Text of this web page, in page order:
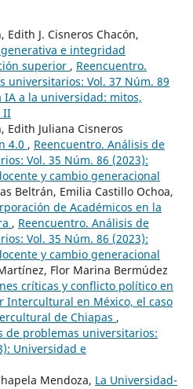
Edith J. Cisneros Chacón,
e integridad
superior , Reencuentro.
universitarios: Vol. 37 Núm. 89
IA a la universidad: mitos,
II
Edith Juliana Cisneros
4.0 , Reencuentro. Análisis de
Vol. 35 Núm. 86 (2023):
y cambio generacional
Beltrán, Emilia Castillo Ochoa,
de Académicos en la
, Reencuentro. Análisis de
Vol. 35 Núm. 86 (2023):
y cambio generacional
Flor Marina Bermúdez
críticas y conflicto político en
Intercultural en México, el caso
de Chiapas ,
de problemas universitarios:
Universidad e
Mendoza, La Universidad-